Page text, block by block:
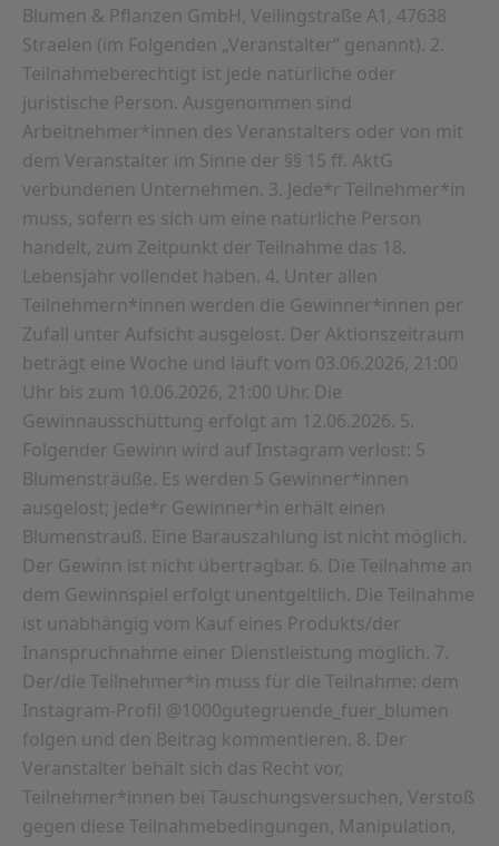
Blumen & Pflanzen GmbH, Veilingstraße A1, 47638
Straelen (im Folgenden „Veranstalter“ genannt). 2.
Teilnahmeberechtigt ist jede natürliche oder
juristische Person. Ausgenommen sind
Arbeitnehmer*innen des Veranstalters oder von mit
dem Veranstalter im Sinne der §§ 15 ff. AktG
verbundenen Unternehmen. 3. Jede*r Teilnehmer*in
muss, sofern es sich um eine natürliche Person
handelt, zum Zeitpunkt der Teilnahme das 18.
Lebensjahr vollendet haben. 4. Unter allen
Teilnehmern*innen werden die Gewinner*innen per
Zufall unter Aufsicht ausgelost. Der Aktionszeitraum
beträgt eine Woche und läuft vom 03.06.2026, 21:00
Uhr bis zum 10.06.2026, 21:00 Uhr. Die
Gewinnausschüttung erfolgt am 12.06.2026. 5.
Folgender Gewinn wird auf Instagram verlost: 5
Blumensträuße. Es werden 5 Gewinner*innen
ausgelost; jede*r Gewinner*in erhält einen
Blumenstrauß. Eine Barauszahlung ist nicht möglich.
Der Gewinn ist nicht übertragbar. 6. Die Teilnahme an
dem Gewinnspiel erfolgt unentgeltlich. Die Teilnahme
ist unabhängig vom Kauf eines Produkts/der
Inanspruchnahme einer Dienstleistung möglich. 7.
Der/die Teilnehmer*in muss für die Teilnahme: dem
Instagram-Profil @1000gutegruende_fuer_blumen
folgen und den Beitrag kommentieren. 8. Der
Veranstalter behält sich das Recht vor,
Teilnehmer*innen bei Täuschungsversuchen, Verstoß
gegen diese Teilnahmebedingungen, Manipulation,